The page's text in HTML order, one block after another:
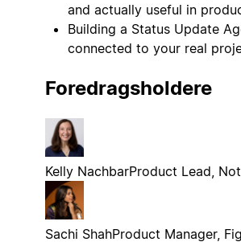
and actually useful in
Building a Status Update
connected to your real
Foredragsholdere
Kelly NachbarProduct Lead,
Sachi ShahProduct Manager,